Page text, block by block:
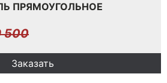
ПРЯМОУГОЛЬНОЕ
500
Заказать